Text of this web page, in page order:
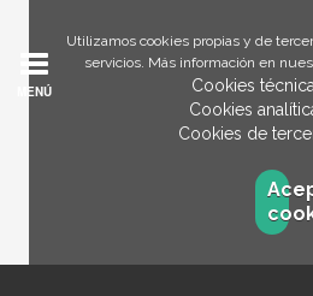
Utilizamos cookies propias y de
servicios. Más información en
Cookies
Cookies
Cookies de
MENÚ